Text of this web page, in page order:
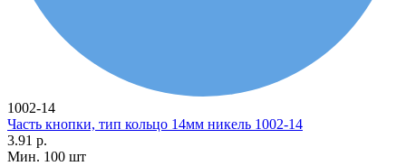
1002-14
Часть кнопки, тип кольцо 14мм никель 1002-14
3.91 р.
Мин. 100 шт